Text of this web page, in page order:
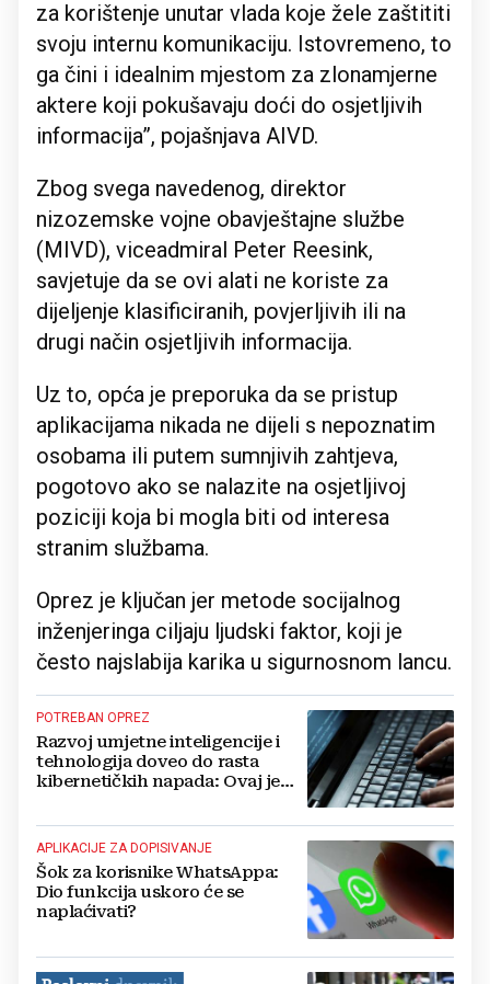
za korištenje unutar vlada koje žele zaštititi
svoju internu komunikaciju. Istovremeno, to
ga čini i idealnim mjestom za zlonamjerne
aktere koji pokušavaju doći do osjetljivih
informacija”, pojašnjava AIVD.
Zbog svega navedenog, direktor
nizozemske vojne obavještajne službe
(MIVD), viceadmiral Peter Reesink,
savjetuje da se ovi alati ne koriste za
dijeljenje klasificiranih, povjerljivih ili na
drugi način osjetljivih informacija.
Uz to, opća je preporuka da se pristup
aplikacijama nikada ne dijeli s nepoznatim
osobama ili putem sumnjivih zahtjeva,
pogotovo ako se nalazite na osjetljivoj
poziciji koja bi mogla biti od interesa
stranim službama.
Oprez je ključan jer metode socijalnog
inženjeringa ciljaju ljudski faktor, koji je
često najslabija karika u sigurnosnom lancu.
POTREBAN OPREZ
Razvoj umjetne inteligencije i
tehnologija doveo do rasta
kibernetičkih napada: Ovaj je
APLIKACIJE ZA DOPISIVANJE
Šok za korisnike WhatsAppa:
Dio funkcija uskoro će se
naplaćivati?